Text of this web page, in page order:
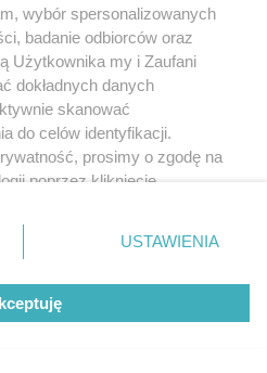
nie może być powielany i
w jakikolwiek sposób (w
na jakimkolwiek polu
w części z naruszeniem prawa, tzn.
wybór spersonalizowanych
badanie odbiorców oraz
Użytkownika my i Zaufani
dokładnych danych
skanować
do celów identyfikacji.
prosimy o zgodę na
poprzez kliknięcie
ustawień prywatności
rogu strony
nie wymagają zgody
sprzeciwić się takiemu
będą miały zastosowanie tylko
USTAWIENIA